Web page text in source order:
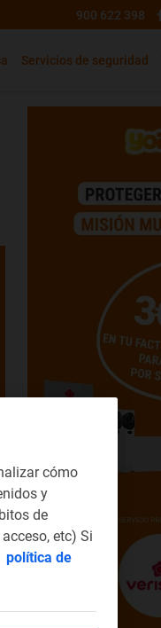
900 622 398
Servicios de seguridad
cómo
y
de
etc) Si
política de